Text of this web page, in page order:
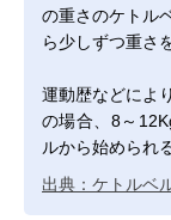
の重さのケトル
ら少しずつ重さ
運動歴などによ
の場合、8～
ルから始められ
出典：ケトルベ